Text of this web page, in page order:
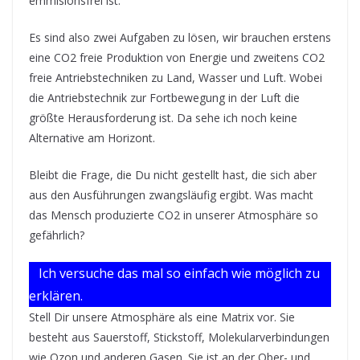
Es sind also zwei Aufgaben zu lösen, wir brauchen erstens
eine CO2 freie Produktion von Energie und zweitens CO2
freie Antriebstechniken zu Land, Wasser und Luft. Wobei
die Antriebstechnik zur Fortbewegung in der Luft die
größte Herausforderung ist. Da sehe ich noch keine
Alternative am Horizont.
Bleibt die Frage, die Du nicht gestellt hast, die sich aber
aus den Ausführungen zwangsläufig ergibt. Was macht
das Mensch produzierte CO2 in unserer Atmosphäre so
gefährlich?
Ich versuche das mal so einfach wie möglich zu
erklären.
Stell Dir unsere Atmosphäre als eine Matrix vor. Sie
besteht aus Sauerstoff, Stickstoff, Molekularverbindungen